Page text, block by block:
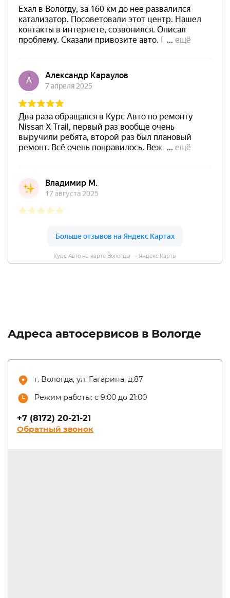
Курс Авто на карте Вологды — Яндекс.Карты
Адреса автосервисов в Вологде
г. Вологда, ул. Гагарина, д.87
Режим работы: с 9:00 до 21:00
+7 (8172) 20-21-21
Обратный звонок